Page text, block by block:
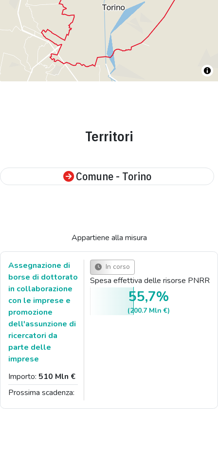
Territori
Comune - Torino
Appartiene alla misura
Assegnazione di
borse di dottorato
in collaborazione
con le imprese e
promozione
dell'assunzione di
ricercatori da
parte delle
imprese
Importo: 510 Mln €
Prossima scadenza:
In corso
Spesa effettiva delle risorse PNRR
55,7%
(200.7 Mln €)